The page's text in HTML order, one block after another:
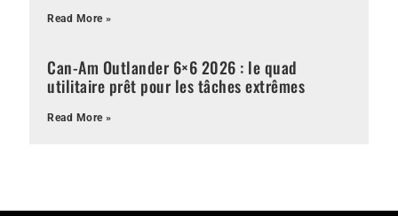
Read More »
Can-Am Outlander 6×6 2026 : le quad
utilitaire prêt pour les tâches extrêmes
Read More »